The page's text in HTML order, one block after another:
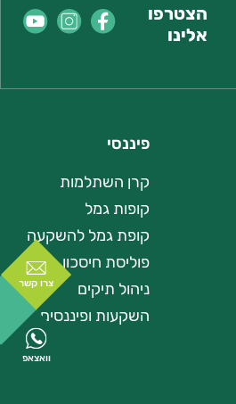
צרו קשר
וואצאפ
הצטרפו
אלינו
פיננסי
קרן השתלמות
קופות גמל
קופת גמל להשקעה
פוליסת חיסכון
ניהול תיקים
השקעות ופיננסים